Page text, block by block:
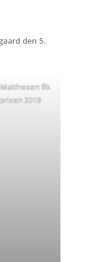
den 5.
fik
2019